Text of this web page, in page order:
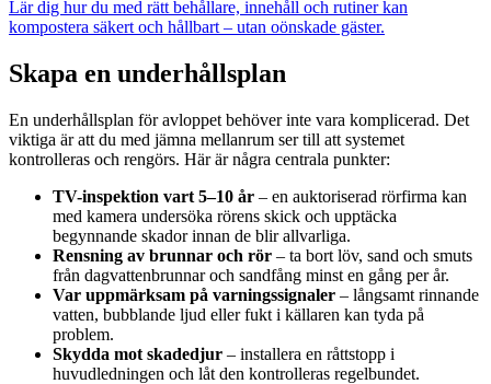
Lär dig hur du med rätt behållare, innehåll och rutiner kan
kompostera säkert och hållbart – utan oönskade gäster.
Skapa en underhållsplan
En underhållsplan för avloppet behöver inte vara komplicerad. Det
viktiga är att du med jämna mellanrum ser till att systemet
kontrolleras och rengörs. Här är några centrala punkter:
TV-inspektion vart 5–10 år – en auktoriserad rörfirma kan
med kamera undersöka rörens skick och upptäcka
begynnande skador innan de blir allvarliga.
Rensning av brunnar och rör – ta bort löv, sand och smuts
från dagvattenbrunnar och sandfång minst en gång per år.
Var uppmärksam på varningssignaler – långsamt rinnande
vatten, bubblande ljud eller fukt i källaren kan tyda på
problem.
Skydda mot skadedjur – installera en råttstopp i
huvudledningen och låt den kontrolleras regelbundet.